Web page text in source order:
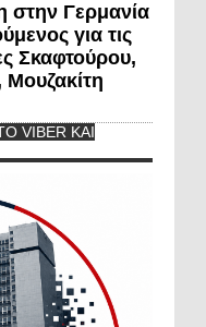
στην Γερμανία
για τις
Σκαφτούρου,
VIBER ΚΑΙ